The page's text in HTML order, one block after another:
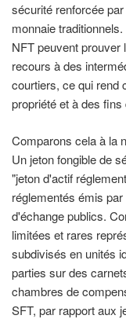
sécurité renforcée
monnaie
NFT peuvent prouver
recours à des
courtiers, ce qui rend
propriété et à des fins
Comparons cela à la
Un jeton fongible de
"jeton d'actif
réglementés émis
d'échange publics.
limitées et rares
subdivisés en unités
parties sur des
chambres de
SFT, par rapport aux